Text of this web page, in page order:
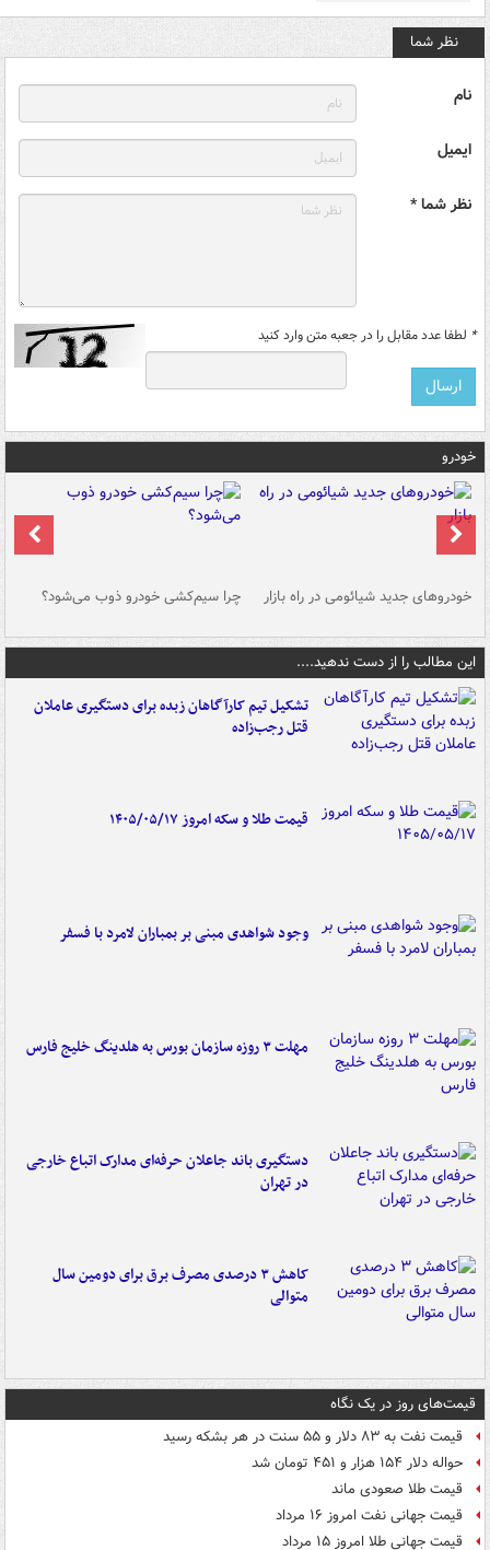
نظر شما
نام
ایمیل
نظر شما *
* لطفا عدد مقابل را در جعبه متن وارد کنید
خودرو
خودروهای جدید شیائومی در راه بازار چرا سیم‌کشی خودرو ذوب می‌شود؟
این مطالب را از دست ندهید....
تشکیل تیم کارآگاهان زبده برای دستگیری عاملان
قتل رجب‌زاده
قیمت طلا و سکه امروز ۱۴۰۵/۰۵/۱۷
وجود شواهدی مبنی بر بمباران لامرد با فسفر
مهلت ۳ روزه سازمان بورس به هلدینگ خلیج فارس
دستگیری باند جاعلان حرفه‌ای مدارک اتباع خارجی
در تهران
کاهش ۳ درصدی مصرف برق برای دومین سال
متوالی
قیمت‌های روز در یک نگاه
قیمت نفت به ۸۳ دلار و ۵۵ سنت در هر بشکه رسید
حواله دلار ۱۵۴ هزار و ۴۵۱ تومان شد
قیمت طلا صعودی ماند
قیمت جهانی نفت امروز ۱۶ مرداد
قیمت جهانی طلا امروز ۱۵ مرداد